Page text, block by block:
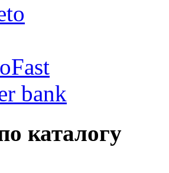
bank
каталогу